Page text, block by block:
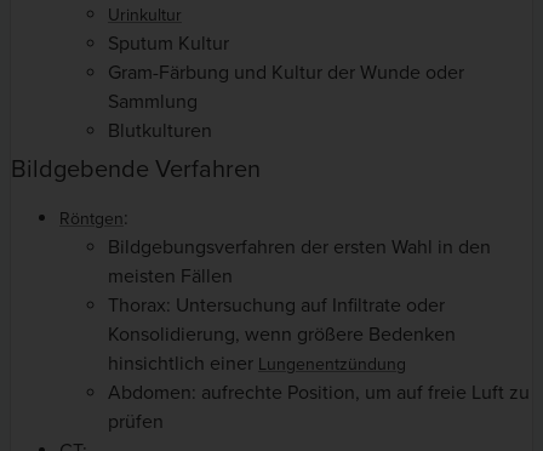
Urinkultur
Sputum Kultur
Gram-Färbung und Kultur der Wunde oder
Sammlung
Blutkulturen
Bildgebende Verfahren
Röntgen:
Bildgebungsverfahren der ersten Wahl in den
meisten Fällen
Thorax: Untersuchung auf Infiltrate oder
Konsolidierung, wenn größere Bedenken
hinsichtlich einer Lungenentzündung
Abdomen: aufrechte Position, um auf freie Luft zu
prüfen